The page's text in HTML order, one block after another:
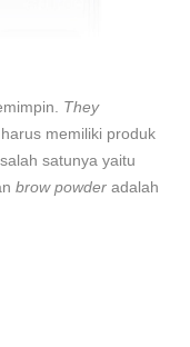
They
memiliki produk
satunya yaitu
brow powder adalah